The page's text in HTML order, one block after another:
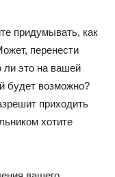
придумывать, как
перенести
ли это на вашей
будет возможно?
приходить
хотите